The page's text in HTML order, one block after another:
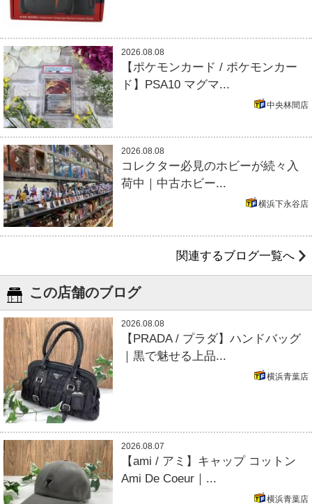
2026.08.08
【ポケモンカード / ポケモンカー
ド】PSA10 マグマ...
中央林間店
2026.08.08
コレクター必見のホビーが続々入
荷中｜中古ホビー...
横浜下永谷店
関連するブログ一覧へ
この店舗のブログ
2026.08.08
【PRADA / プラダ】ハンドバッグ
｜黒で魅せる上品...
横浜青葉店
2026.08.07
【ami / アミ】キャップ コットン
Ami De Coeur｜...
横浜青葉店